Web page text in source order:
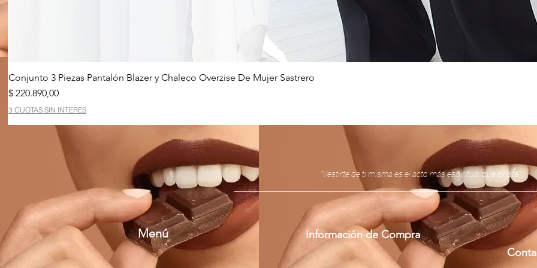
Conjunto 3 Piezas Pantalón Blazer y Chaleco Overzise De Mujer Sastrero
Precio
$ 220.890,00
3 CUOTAS SIN INTERES
“Vestirte de ti misma es el acto más espiritual que existe.”
Menú
Información de Compra